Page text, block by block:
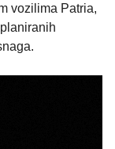
vozilima Patria,